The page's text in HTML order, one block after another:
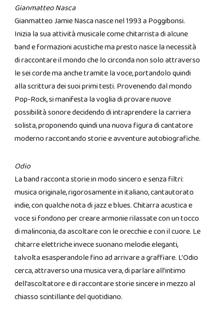
Gianmatteo Nasca
Gianmatteo Jamie Nasca nasce nel 1993 a Poggibonsi.
Inizia la sua attività musicale come chitarrista di alcune
band e formazioni acustiche ma presto nasce la necessità
di raccontare il mondo che lo circonda non solo attraverso
le sei corde ma anche tramite la voce, portandolo quindi
alla scrittura dei suoi primi testi. Provenendo dal mondo
Pop-Rock, si manifesta la voglia di provare nuove
possibilità sonore decidendo di intraprendere la carriera
solista, proponendo quindi una nuova figura di cantatore
moderno raccontando storie e avventure autobiografiche.
Odio
La band racconta storie in modo sincero e senza filtri:
musica originale, rigorosamente in italiano, cantautorato
indie, con qualche nota di jazz e blues. Chitarra acustica e
voce si fondono per creare armonie rilassate con un tocco
di malinconia, da ascoltare con le orecchie e con il cuore. Le
chitarre elettriche invece suonano melodie eleganti,
talvolta esasperandole fino ad arrivare a graffiare. L’Odio
cerca, attraverso una musica vera, di parlare all’intimo
dell’ascoltatore e di raccontare storie sincere in mezzo al
chiasso scintillante del quotidiano.